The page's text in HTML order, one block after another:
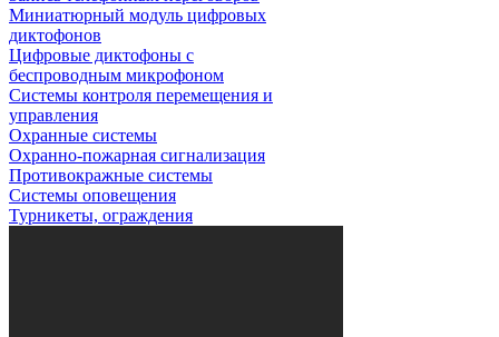
Миниатюрный модуль цифровых
диктофонов
Цифровые диктофоны с
беспроводным микрофоном
Системы контроля перемещения и
управления
Охранные системы
Охранно-пожарная сигнализация
Противокражные системы
Системы оповещения
Турникеты, ограждения